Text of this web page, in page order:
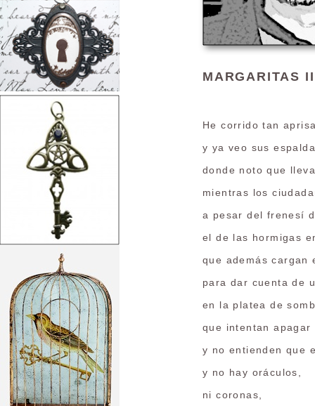
MARGARITAS II
He corrido tan
y ya veo sus
donde noto que
mientras los
a pesar del frenesí
el de las hormigas
que además cargan
para dar cuenta de
en la platea de
que intentan
y no entienden que
y no hay oráculos,
ni coronas,